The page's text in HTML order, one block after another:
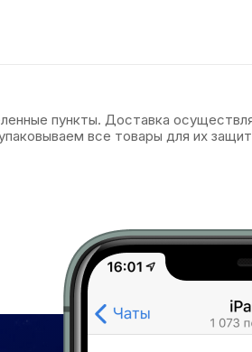
пункты. Доставка
все товары для их